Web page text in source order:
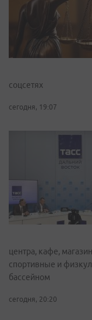
соцсетях
сегодня, 19:07
центра, кафе,
спортивные и
бассейном
сегодня, 20:20